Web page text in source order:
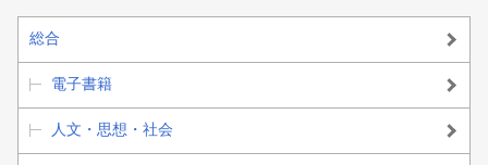
総合
電子書籍
人文・思想・社会